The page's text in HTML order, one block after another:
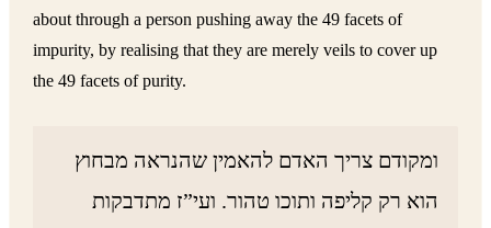
about through a person pushing away the 49 facets of
impurity, by realising that they are merely veils to cover up
the 49 facets of purity.
ומקודם צריך האדם להאמין שהנראה מבחוץ
הוא רק קליפה ותוכו טהור. ועי”ז מתדבקות